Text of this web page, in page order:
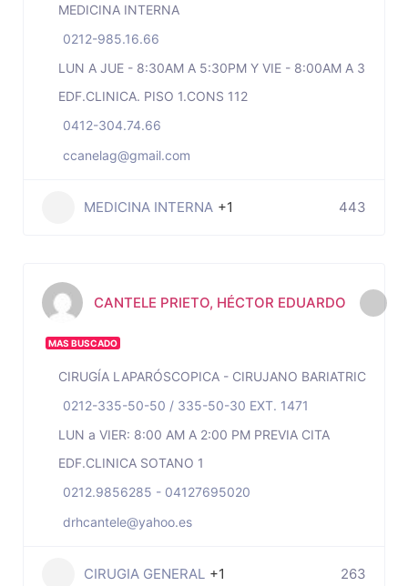
MEDICINA INTERNA
0212-985.16.66
LUN A JUE - 8:30AM A 5:30PM Y VIE - 8:00AM A 3:30PM
EDF.CLINICA. PISO 1.CONS 112
0412-304.74.66
ccanelag@gmail.com
MEDICINA INTERNA +1 443
CANTELE PRIETO, HÉCTOR EDUARDO
MAS BUSCADO
CIRUGÍA LAPARÓSCOPICA - CIRUJANO BARIATRICO
0212-335-50-50 / 335-50-30 EXT. 1471
LUN a VIER: 8:00 AM A 2:00 PM PREVIA CITA
EDF.CLINICA SOTANO 1
0212.9856285 - 04127695020
drhcantele@yahoo.es
CIRUGIA GENERAL +1 263